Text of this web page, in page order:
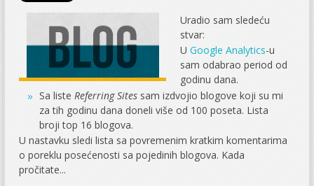
Uradio sam sledeću
stvar:
UGoogle Analytics-u
sam odabrao period od
godinu dana.
Sa liste Referring Sites sam izdvojio blogove koji su mi
za tih godinu dana doneli više od 100 poseta. Lista
broji top 16 blogova.
U nastavku sledi lista sa povremenim kratkim komentarima
o poreklu posećenosti sa pojedinih blogova. Kada
pročitate...